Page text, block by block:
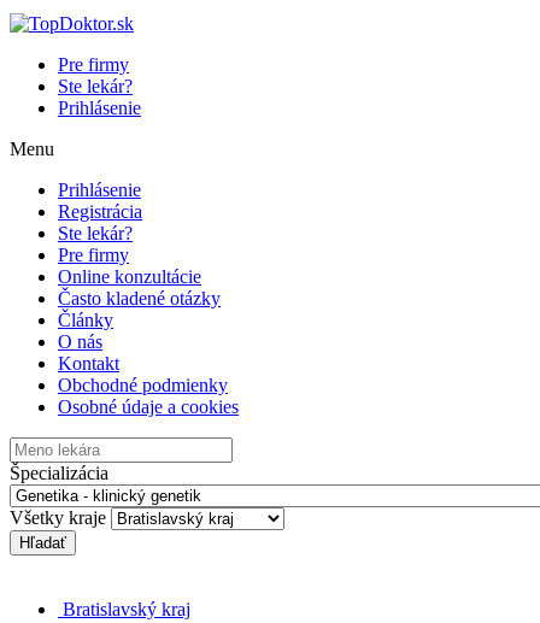
Pre firmy
Ste lekár?
Prihlásenie
Menu
Prihlásenie
Registrácia
Ste lekár?
Pre firmy
Online konzultácie
Často kladené otázky
Články
O nás
Kontakt
Obchodné podmienky
Osobné údaje a cookies
Špecializácia
Všetky kraje
Hľadať
Bratislavský kraj